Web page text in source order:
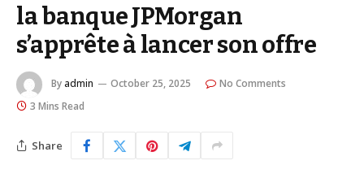
la banque JPMorgan
s’apprête à lancer son offre
By admin October 25, 2025
No Comments
3 Mins Read
Share